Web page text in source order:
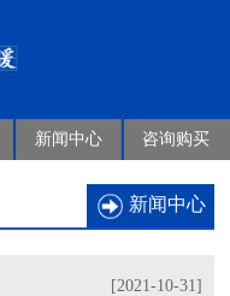
新闻中心 咨询购买
新闻中心
[2021-10-31]